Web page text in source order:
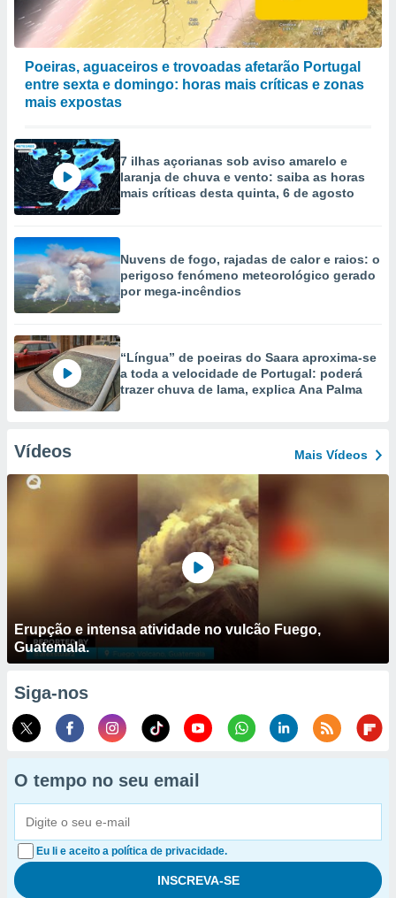
Poeiras, aguaceiros e trovoadas afetarão Portugal
entre sexta e domingo: horas mais críticas e zonas
mais expostas
7 ilhas açorianas sob aviso amarelo e
laranja de chuva e vento: saiba as horas
mais críticas desta quinta, 6 de agosto
Nuvens de fogo, rajadas de calor e raios: o
perigoso fenómeno meteorológico gerado
por mega-incêndios
“Língua” de poeiras do Saara aproxima-se
a toda a velocidade de Portugal: poderá
trazer chuva de lama, explica Ana Palma
Vídeos Mais Vídeos
Erupção e intensa atividade no vulcão Fuego,
Guatemala.
Siga-nos
O tempo no seu email
Eu li e aceito a política de privacidade.